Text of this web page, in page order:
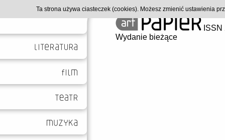
Wydanie bieżące
Ta strona używa ciasteczek (cookies). Możesz zmienić ustawienia